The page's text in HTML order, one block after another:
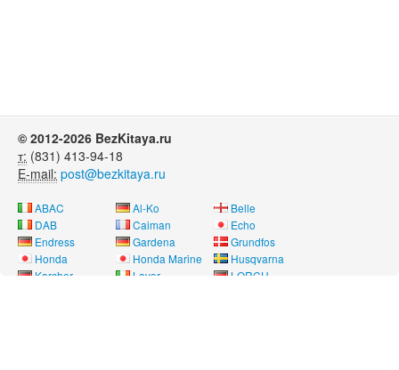
© 2012-2026 BezKitaya.ru
т: (831) 413-94-18
E-mail: post@bezkitaya.ru
ABAC Al-Ko
Belle
DAB
Caiman
Echo
Endress
Gardena
Grundfos
Honda
Honda Marine
Husqvarna
Karcher
Lavor
LORCH